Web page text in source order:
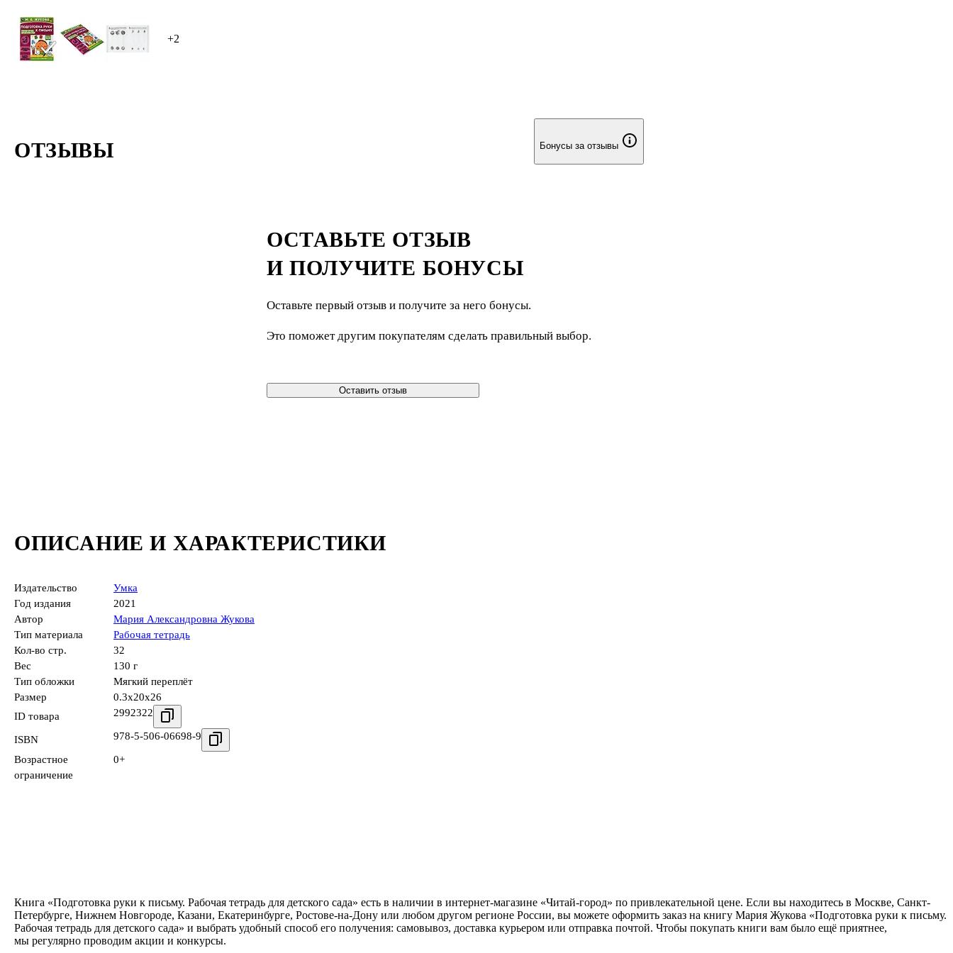
+2
ОПИСАНИЕ И ХАРАКТЕРИСТИКИ
Издательство
Умка
Год издания
2021
Автор
Мария Александровна Жукова
Тип материала
Рабочая тетрадь
Кол-во стр.
32
Вес
130 г
Тип обложки
Мягкий переплёт
Размер
0.3x20x26
ID товара
2992322
ISBN 978-5-506-06698-9
Возрастное
ограничение
0+
ОТЗЫВЫ Бонусы за отзывы
ОСТАВЬТЕ ОТЗЫВ
И ПОЛУЧИТЕ БОНУСЫ
Оставьте первый отзыв и получите за него бонусы.
Это поможет другим покупателям сделать правильный выбор.
Оставить отзыв
Книга «Подготовка руки к письму. Рабочая тетрадь для детского сада» есть в наличии в интернет-магазине «Читай-город» по привлекательной цене. Если вы находитесь в Москве, Санкт-
Петербурге, Нижнем Новгороде, Казани, Екатеринбурге, Ростове-на-Дону или любом другом регионе России, вы можете оформить заказ на книгу Мария Жукова «Подготовка руки к письму.
Рабочая тетрадь для детского сада» и выбрать удобный способ его получения: самовывоз, доставка курьером или отправка почтой. Чтобы покупать книги вам было ещё приятнее,
мы регулярно проводим акции и конкурсы.